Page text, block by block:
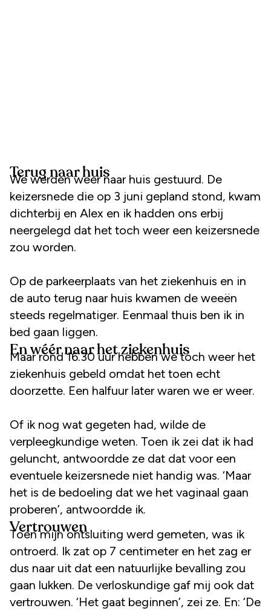
Terug naar huis
We werden weer naar huis gestuurd. De
keizersnede die op 3 juni gepland stond, kwam
dichterbij en Alex en ik hadden ons erbij
neergelegd dat het toch weer een keizersnede
zou worden.
Op de parkeerplaats van het ziekenhuis en in
de auto terug naar huis kwamen de weeën
steeds regelmatiger. Eenmaal thuis ben ik in
bed gaan liggen.
En wéér naar het ziekenhuis
Maar rond 16.30 uur hebben we toch weer het
ziekenhuis gebeld omdat het toen echt
doorzette. Een halfuur later waren we er weer.
Of ik nog wat gegeten had, wilde de
verpleegkundige weten. Toen ik zei dat ik had
geluncht, antwoordde ze dat dat voor een
eventuele keizersnede niet handig was. ‘Maar
het is de bedoeling dat we het vaginaal gaan
proberen’, antwoordde ik.
Vertrouwen
Toen mijn ontsluiting werd gemeten, was ik
ontroerd. Ik zat op 7 centimeter en het zag er
dus naar uit dat een natuurlijke bevalling zou
gaan lukken. De verloskundige gaf mij ook dat
vertrouwen. ‘Het gaat beginnen’, zei ze. En: ‘De